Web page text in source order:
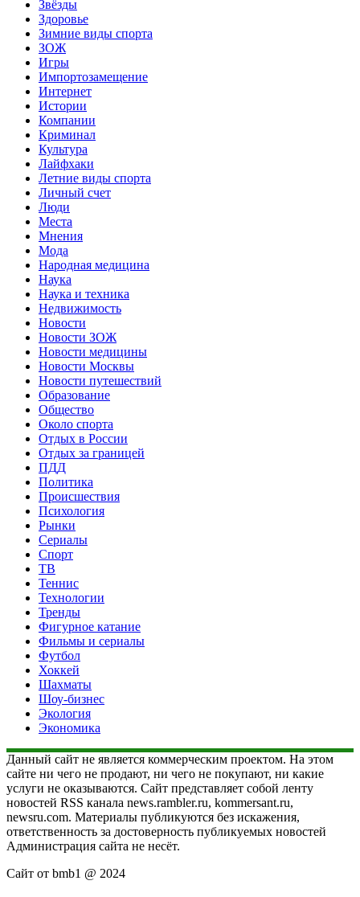
Звёзды
Здоровье
Зимние виды спорта
ЗОЖ
Игры
Импортозамещение
Интернет
Истории
Компании
Криминал
Культура
Лайфхаки
Летние виды спорта
Личный счет
Люди
Места
Мнения
Мода
Народная медицина
Наука
Наука и техника
Недвижимость
Новости
Новости ЗОЖ
Новости медицины
Новости Москвы
Новости путешествий
Образование
Общество
Около спорта
Отдых в России
Отдых за границей
ПДД
Политика
Происшествия
Психология
Рынки
Сериалы
Спорт
ТВ
Теннис
Технологии
Тренды
Фигурное катание
Фильмы и сериалы
Футбол
Хоккей
Шахматы
Шоу-бизнес
Экология
Экономика
Данный сайт не является коммерческим проектом. На этом
сайте ни чего не продают, ни чего не покупают, ни какие
услуги не оказываются. Сайт представляет собой ленту
новостей RSS канала news.rambler.ru, kommersant.ru,
newsru.com. Материалы публикуются без искажения,
ответственность за достоверность публикуемых новостей
Администрация сайта не несёт.
Сайт от bmb1 @ 2024